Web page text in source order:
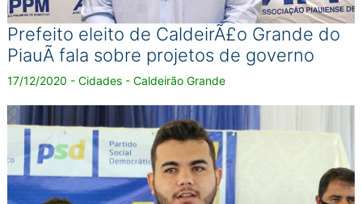
Prefeito eleito de CaldeirÃ£o Grande do
PiauÃ­ fala sobre projetos de governo
17/12/2020 - Cidades - Caldeirão Grande